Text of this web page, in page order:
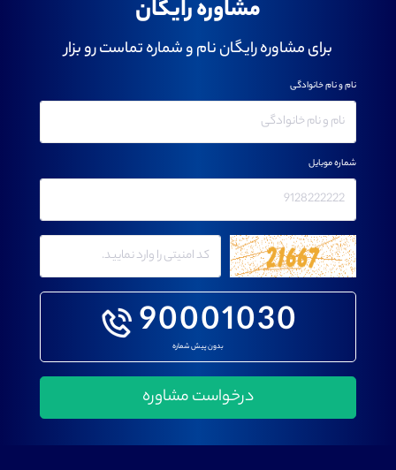
مشاوره رایگان
برای مشاوره رایگان نام و شماره تماست رو بزار
90001030
بدون پیش شماره
نام و نام خانوادگی
شماره موبایل